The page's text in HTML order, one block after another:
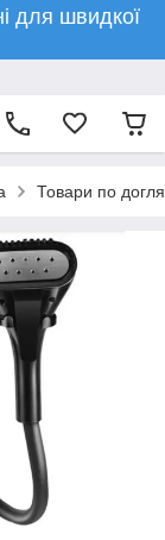
для швидкої
Товари по